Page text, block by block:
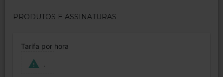
PRODUTOS E ASSINATURAS
Tarifa por hora
.